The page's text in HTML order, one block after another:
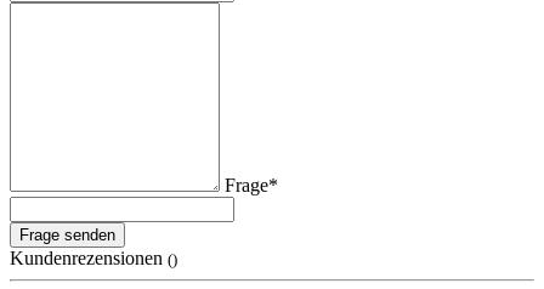
Frage*
Frage senden
Kundenrezensionen ()